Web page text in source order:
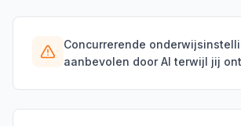
Concurrerende
aanbevolen door AI terwijl jij